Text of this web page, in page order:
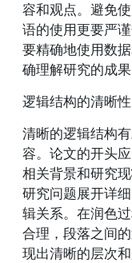
容和观点。避免
语的使用更要严
要精确地使用数
确理解研究的成果
逻辑结构的清晰性
清晰的逻辑结构
容。论文的开头
相关背景和研究
研究问题展开详
辑关系。在润色
合理，段落之间
现出清晰的层次和